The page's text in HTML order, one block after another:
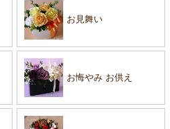
お見舞い
お悔やみ お供え